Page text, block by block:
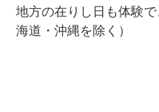
地方の在りし日も体験
海道・沖縄を除く）